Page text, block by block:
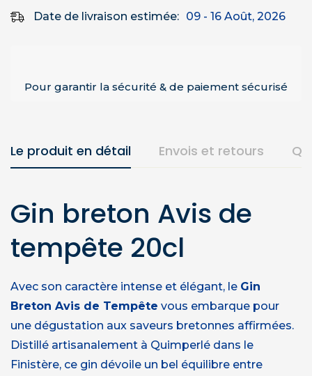
Date de livraison estimée: 09 - 16 Août, 2026
Pour garantir la sécurité & de paiement sécurisé
Le produit en détail Envois et retours
Gin breton Avis de
tempête 20cl
Avec son caractère intense et élégant, le Gin
Breton Avis de Tempête vous embarque pour
une dégustation aux saveurs bretonnes affirmées.
Distillé artisanalement à Quimperlé dans le
Finistère, ce gin dévoile un bel équilibre entre